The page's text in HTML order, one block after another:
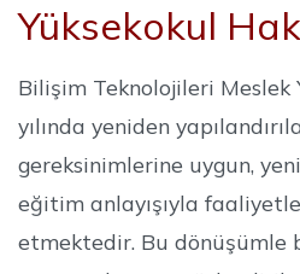
Yüksekokul
Bilişim Teknolojileri Meslek
yılında yeniden
gereksinimlerine uygun,
eğitim anlayışıyla
etmektedir. Bu dönüşümle